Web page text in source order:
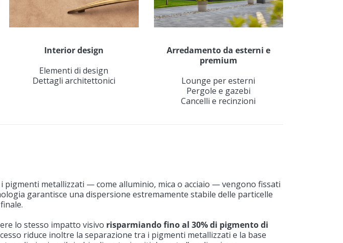
Interior design
Elementi di design
Dettagli architettonici
Arredamento da esterni e
premium
Lounge per esterni
Pergole e gazebi
Cancelli e recinzioni
metallizzati — come alluminio, mica o acciaio — vengono fissati
garantisce una dispersione estremamente stabile delle particelle
lo stesso impatto visivo risparmiando fino al 30% di pigmento di
riduce inoltre la separazione tra i pigmenti metallizzati e la base